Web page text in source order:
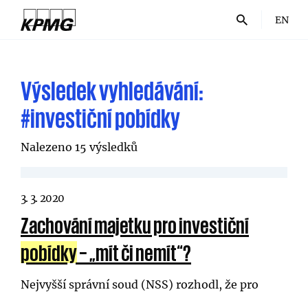
EN
Výsledek vyhledávání:
#investiční pobídky
Nalezeno 15 výsledků
3. 3. 2020
Zachování majetku pro investiční
pobídky– „mít či nemít“?
Nejvyšší správní soud (NSS) rozhodl, že pro